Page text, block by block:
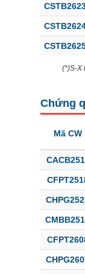
(*)S-X
Chứng
Mã CW